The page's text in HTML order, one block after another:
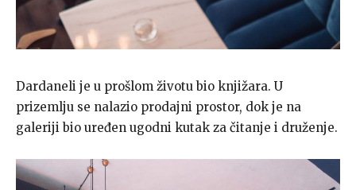
Dardaneli je u prošlom životu bio knjižara. U
prizemlju se nalazio prodajni prostor, dok je na
galeriji bio uređen ugodni kutak za čitanje i druženje.